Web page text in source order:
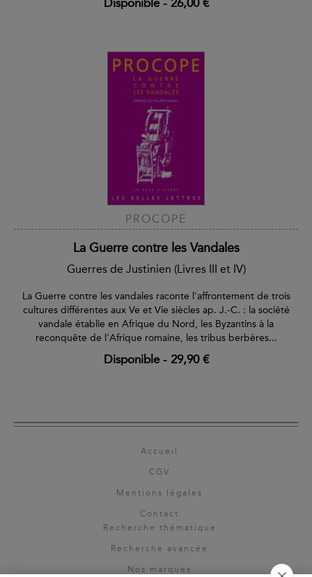
Disponible- 26,00 €
PROCOPE
La Guerre contre les Vandales
Guerres de Justinien (Livres III et IV)
La Guerre contre les vandales raconte l'affrontement de trois
cultures différentes aux Ve et Vie siècles ap. J.-C. : la société
vandale établie en Afrique du Nord, les Byzantins à la
reconquête de l'Afrique romaine, les tribus berbères...
Disponible- 29,90 €
Accueil
CGV
Mentions légales
Contact
Recherche thématique
Recherche avancée
Nos marques